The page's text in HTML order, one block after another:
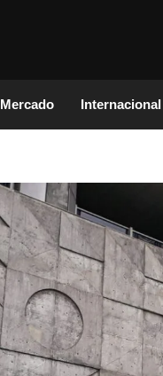
Mercado Internacional